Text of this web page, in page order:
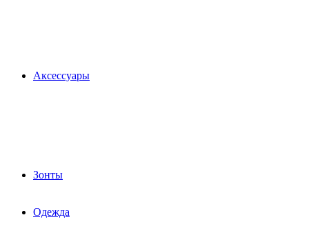
Аксессуары
Зонты
Одежда